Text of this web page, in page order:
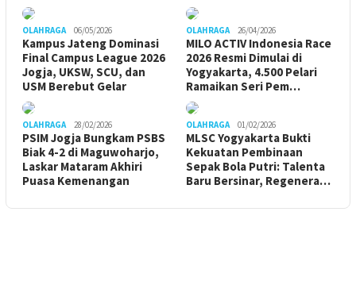
OLAHRAGA 06/05/2026
Kampus Jateng Dominasi
Final Campus League 2026
Jogja, UKSW, SCU, dan
USM Berebut Gelar
OLAHRAGA 26/04/2026
MILO ACTIV Indonesia Race
2026 Resmi Dimulai di
Yogyakarta, 4.500 Pelari
Ramaikan Seri Pem…
OLAHRAGA 28/02/2026
PSIM Jogja Bungkam PSBS
Biak 4-2 di Maguwoharjo,
Laskar Mataram Akhiri
Puasa Kemenangan
OLAHRAGA 01/02/2026
MLSC Yogyakarta Bukti
Kekuatan Pembinaan
Sepak Bola Putri: Talenta
Baru Bersinar, Regenera…